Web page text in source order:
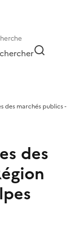
des marchés publics -
des